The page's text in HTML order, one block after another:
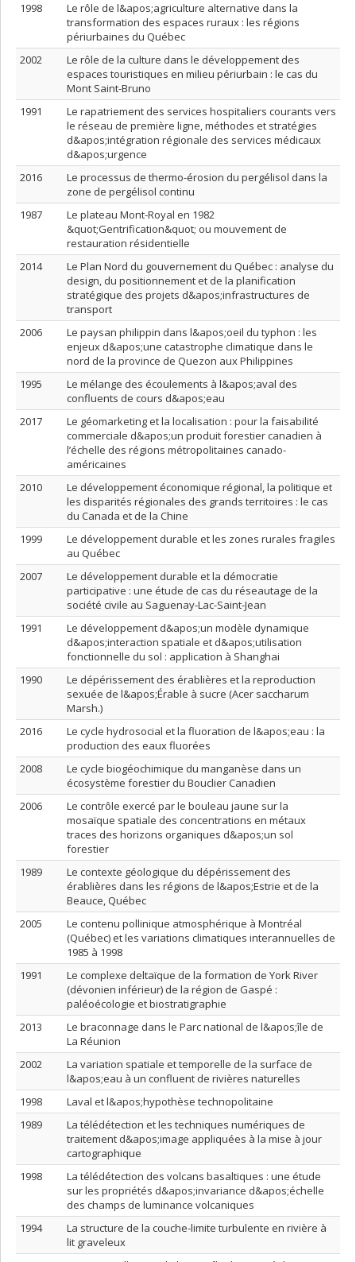
1998
Le rôle de l&apos;agriculture alternative dans la
transformation des espaces ruraux : les régions
périurbaines du Québec
2002
Le rôle de la culture dans le développement des
espaces touristiques en milieu périurbain : le cas du
Mont Saint-Bruno
1991
Le rapatriement des services hospitaliers courants vers
le réseau de première ligne, méthodes et stratégies
d&apos;intégration régionale des services médicaux
d&apos;urgence
2016
Le processus de thermo-érosion du pergélisol dans la
zone de pergélisol continu
1987
Le plateau Mont-Royal en 1982
&quot;Gentrification&quot; ou mouvement de
restauration résidentielle
2014
Le Plan Nord du gouvernement du Québec : analyse du
design, du positionnement et de la planification
stratégique des projets d&apos;infrastructures de
transport
2006
Le paysan philippin dans l&apos;oeil du typhon : les
enjeux d&apos;une catastrophe climatique dans le
nord de la province de Quezon aux Philippines
1995
Le mélange des écoulements à l&apos;aval des
confluents de cours d&apos;eau
2017
Le géomarketing et la localisation : pour la faisabilité
commerciale d&apos;un produit forestier canadien à
l’échelle des régions métropolitaines canado-
américaines
2010
Le développement économique régional, la politique et
les disparités régionales des grands territoires : le cas
du Canada et de la Chine
1999
Le développement durable et les zones rurales fragiles
au Québec
2007
Le développement durable et la démocratie
participative : une étude de cas du réseautage de la
société civile au Saguenay-Lac-Saint-Jean
1991
Le développement d&apos;un modèle dynamique
d&apos;interaction spatiale et d&apos;utilisation
fonctionnelle du sol : application à Shanghai
1990
Le dépérissement des érablières et la reproduction
sexuée de l&apos;Érable à sucre (Acer saccharum
Marsh.)
2016
Le cycle hydrosocial et la fluoration de l&apos;eau : la
production des eaux fluorées
2008
Le cycle biogéochimique du manganèse dans un
écosystème forestier du Bouclier Canadien
2006
Le contrôle exercé par le bouleau jaune sur la
mosaïque spatiale des concentrations en métaux
traces des horizons organiques d&apos;un sol
forestier
1989
Le contexte géologique du dépérissement des
érablières dans les régions de l&apos;Estrie et de la
Beauce, Québec
2005
Le contenu pollinique atmosphérique à Montréal
(Québec) et les variations climatiques interannuelles de
1985 à 1998
1991
Le complexe deltaïque de la formation de York River
(dévonien inférieur) de la région de Gaspé :
paléoécologie et biostratigraphie
2013
Le braconnage dans le Parc national de l&apos;île de
La Réunion
2002
La variation spatiale et temporelle de la surface de
l&apos;eau à un confluent de rivières naturelles
1998
Laval et l&apos;hypothèse technopolitaine
1989
La télédétection et les techniques numériques de
traitement d&apos;image appliquées à la mise à jour
cartographique
1998
La télédétection des volcans basaltiques : une étude
sur les propriétés d&apos;invariance d&apos;échelle
des champs de luminance volcaniques
1994
La structure de la couche-limite turbulente en rivière à
lit graveleux